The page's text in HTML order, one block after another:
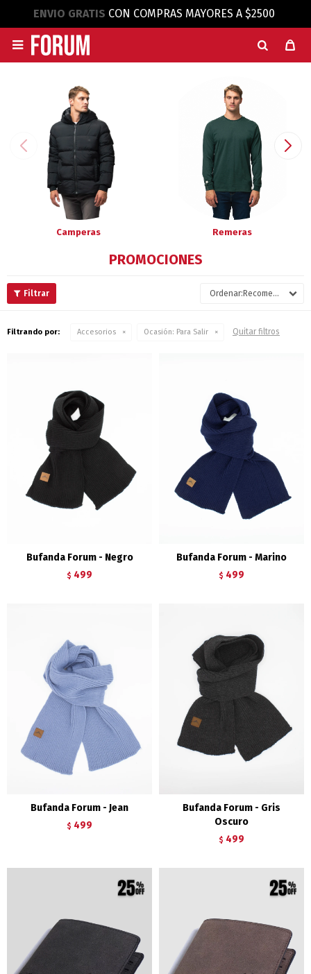
ENVIO GRATIS CON COMPRAS MAYORES A $2500

Camperas Remeras
PROMOCIONES
Recomendados
Filtrando por: Accesorios Ocasión: Para Salir Quitar filtros
Bufanda Forum - Negro
$ 499
Bufanda Forum - Marino
$ 499
Bufanda Forum - Jean
$ 499
Bufanda Forum - Gris
Oscuro
$ 499